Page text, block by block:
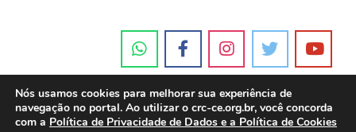
Nós usamos cookies para melhorar sua experiência de
navegação no portal. Ao utilizar o crc-ce.org.br, você concorda
com a Política de Privacidade de Dados e a Política de Cookies